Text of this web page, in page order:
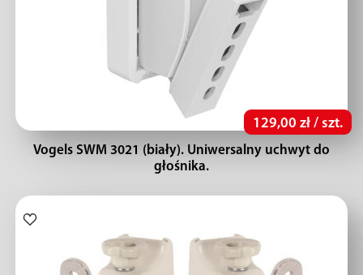
129,00 zł / szt.
Vogels SWM 3021 (biały). Uniwersalny uchwyt do
głośnika.